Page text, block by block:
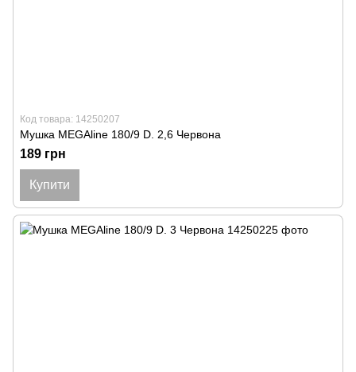
Код товара: 14250207
Мушка MEGAline 180/9 D. 2,6 Червона
189 грн
Купити